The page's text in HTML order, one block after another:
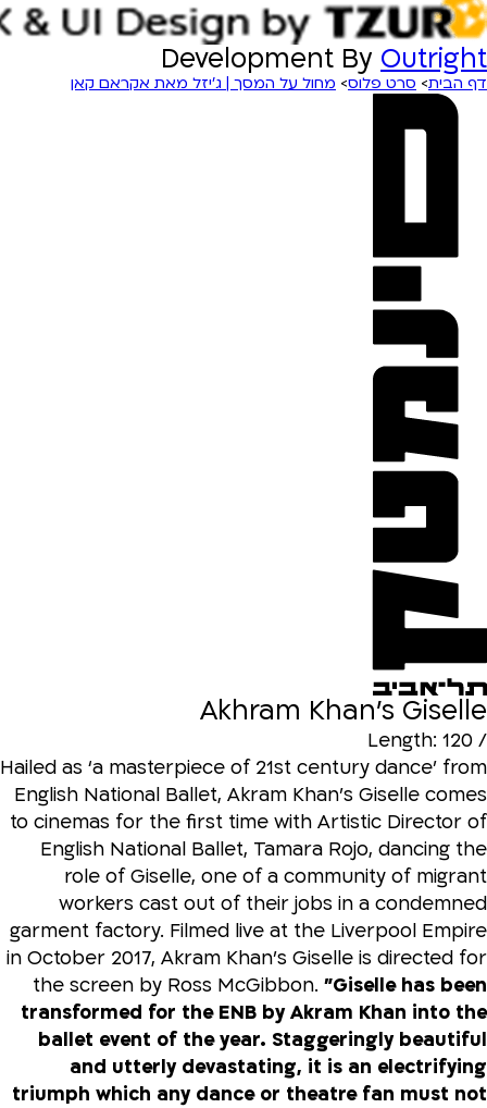
Development By Outright
דף הבית> סרט פלוס> מחול על המסך | ג’יזל מאת אקראם קאן
Akhram Khan’s Giselle
/ Length: 120
Hailed as ‘a masterpiece of 21st century dance' from
English National Ballet, Akram Khan’s Giselle comes
to cinemas for the first time with Artistic Director of
English National Ballet, Tamara Rojo, dancing the
role of Giselle, one of a community of migrant
workers cast out of their jobs in a condemned
garment factory. Filmed live at the Liverpool Empire
in October 2017, Akram Khan’s Giselle is directed for
the screen by Ross McGibbon. "Giselle has been
transformed for the ENB by Akram Khan into the
ballet event of the year. Staggeringly beautiful
and utterly devastating, it is an electrifying
triumph which any dance or theatre fan must not